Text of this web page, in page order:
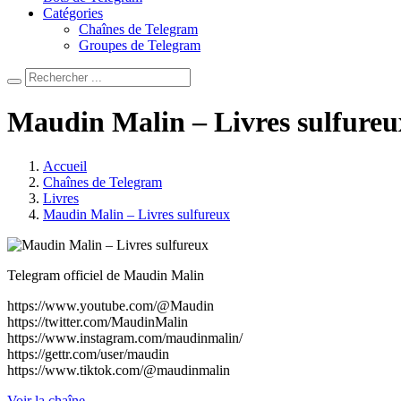
Catégories
Chaînes de Telegram
Groupes de Telegram
Maudin Malin – Livres
Accueil
Chaînes de Telegram
Livres
Maudin Malin – Livres sulfureux
Telegram officiel de Maudin Malin
https://www.youtube.com/@Maudin
https://twitter.com/MaudinMalin
https://www.instagram.com/maudinmalin/
https://gettr.com/user/maudin
https://www.tiktok.com/@maudinmalin